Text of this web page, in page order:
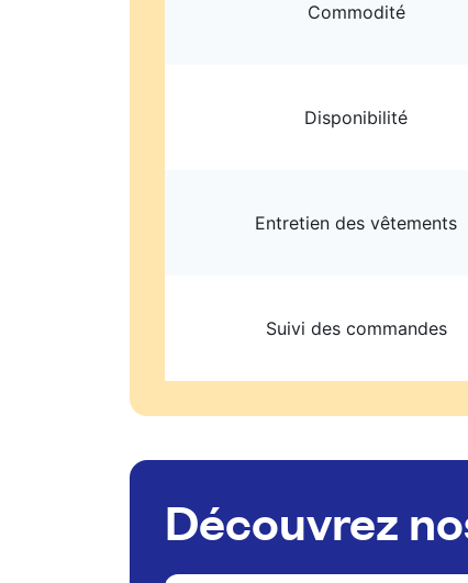
Commodité
Disponibilité
Entretien des vêtements
Suivi des commandes
Découvrez